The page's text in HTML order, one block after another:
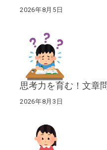
2026年8月5日
思考力を育む！文章
2026年8月3日